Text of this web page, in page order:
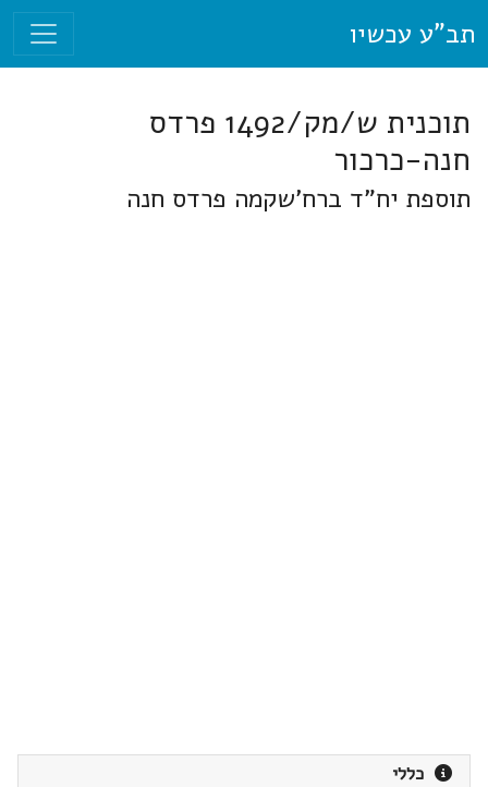
תב"ע עכשיו
תוכנית ש/מק/1492 פרדס
חנה-כרכור
תוספת יח"ד ברח'שקמה פרדס חנה
כללי